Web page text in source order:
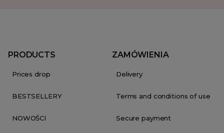
PRODUCTS
Prices drop
BESTSELLERY
NOWOŚCI
ZAMÓWIENIA
Delivery
Terms and conditions of use
Secure payment